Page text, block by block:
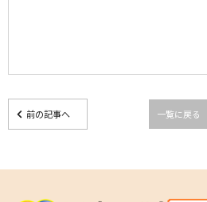
前の記事へ 一覧に戻る